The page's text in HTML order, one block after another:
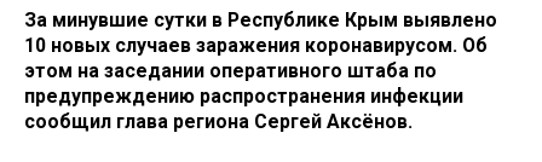
За минувшие сутки в Республике Крым выявлено
10 новых случаев заражения коронавирусом. Об
этом на заседании оперативного штаба по
предупреждению распространения инфекции
сообщил глава региона Сергей Аксёнов.